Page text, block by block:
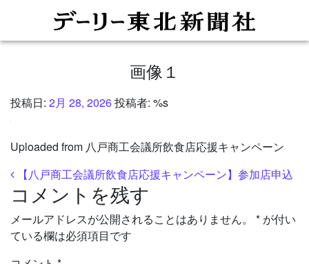
画像１
投稿日: 2月 28, 2026投稿者: %s
Uploaded from 八戸商工会議所飲食店応援キャンペーン
投稿ナビゲーション
【八戸商工会議所飲食店応援キャンペーン】参加店申込
コメントを残す
メールアドレスが公開されることはありません。 * が付い
ている欄は必須項目です